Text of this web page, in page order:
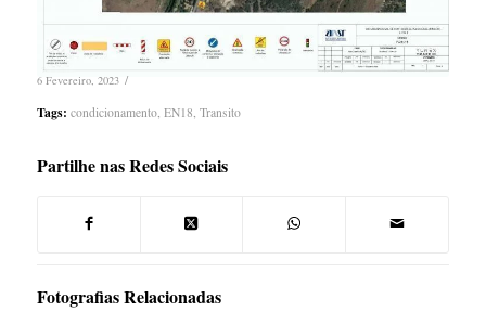
6 Fevereiro, 2023 /
Tags: condicionamento, EN18, Transito
Partilhe nas Redes Sociais
Fotografias Relacionadas